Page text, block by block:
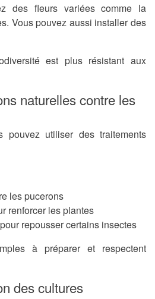
des fleurs variées comme la
Vous pouvez aussi installer des
est plus résistant aux
naturelles contre les
pouvez utiliser des traitements
les pucerons
renforcer les plantes
repousser certains insectes
à préparer et respectent
des cultures